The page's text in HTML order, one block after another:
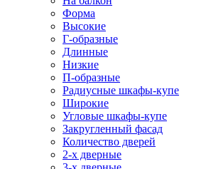
Форма
Высокие
Г-образные
Длинные
Низкие
П-образные
Радиусные шкафы-купе
Широкие
Угловые шкафы-купе
Закругленный фасад
Количество дверей
2-х дверные